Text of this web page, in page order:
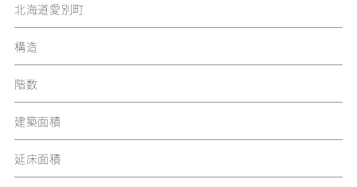
北海道愛別町
構造
階数
建築面積
延床面積